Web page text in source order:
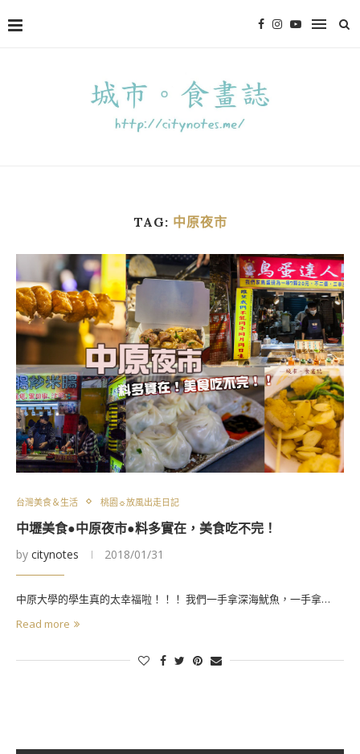
TAG: 中原夜市
台灣美食＆生活 桃園☼放風出走日記
中壢美食●中原夜市●料多實在，美食吃不完！
by citynotes 2018/01/31
中原大學的學生真的太幸福啦！！！ 我們一手拿深海魷魚，一手拿…
Read more